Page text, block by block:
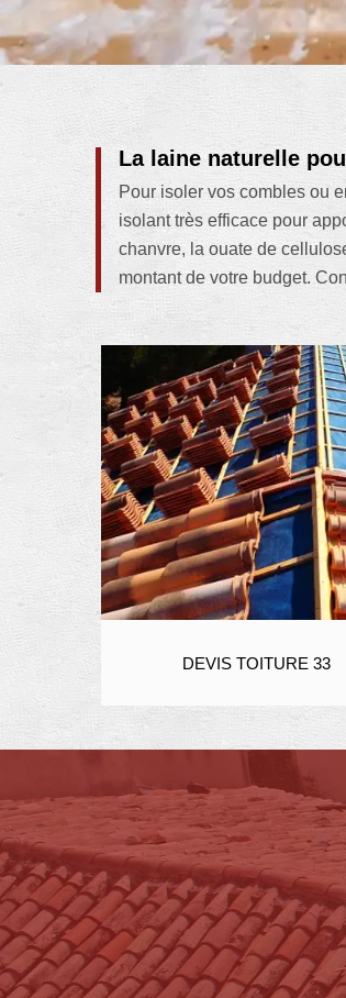
La laine naturelle
Pour isoler vos combles ou
isolant très efficace pour
chanvre, la ouate de
montant de votre budget.
DEVIS TOITURE 33